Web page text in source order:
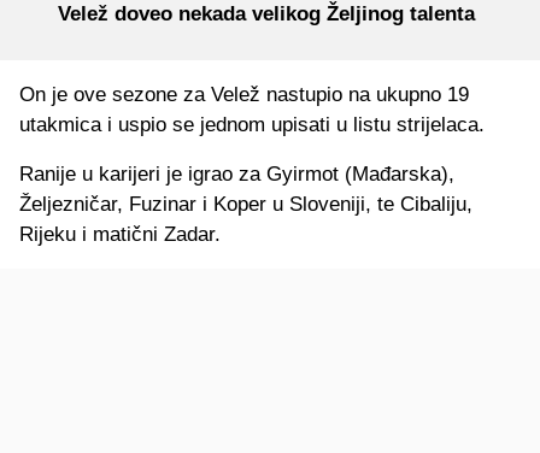
Velež doveo nekada velikog Željinog talenta
On je ove sezone za Velež nastupio na ukupno 19
utakmica i uspio se jednom upisati u listu strijelaca.
Ranije u karijeri je igrao za Gyirmot (Mađarska),
Željezničar, Fuzinar i Koper u Sloveniji, te Cibaliju,
Rijeku i matični Zadar.